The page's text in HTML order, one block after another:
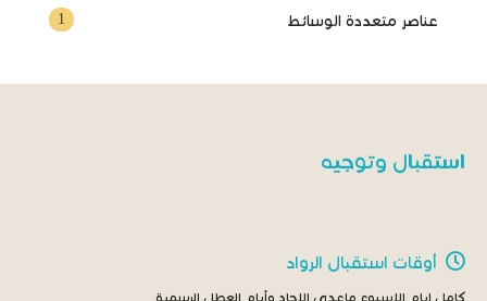
1 عناصر متعددة الوسائط
استقبال وتوجيه
أوقات استقبال الرواد
كامل ايام الاسبوع ماعدى الاحاد وأيام العطل الرسمية